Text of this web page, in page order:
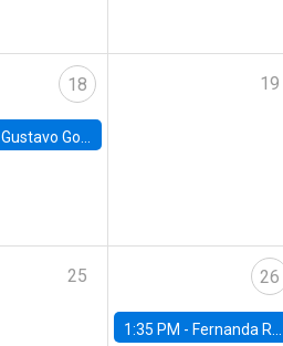
18
Gustavo González, Banco Central de Chile
19
25 26
1:35 PM - Fernanda Rojas Ampuero, University of Wisconsin-Madison